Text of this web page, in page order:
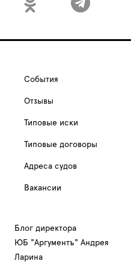
События
Отзывы
Типовые иски
Типовые договоры
Адреса судов
Вакансии
Блог директора
ЮБ "Аргументъ" Андрея
Ларина